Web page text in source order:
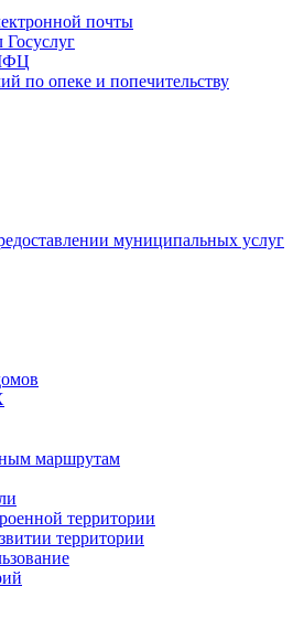
почты
по опеке и попечительству
муниципальных услуг
маршрутам
территории
территории